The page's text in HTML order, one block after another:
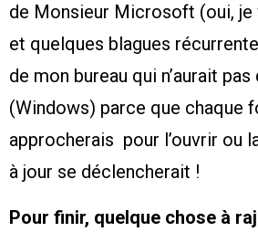
de Monsieur Microsoft (oui, je
et quelques blagues
de mon bureau qui n’aurait
(Windows) parce que chaque
approcherais pour l’ouvrir ou
à jour se déclencherait !
Pour finir, quelque chose à